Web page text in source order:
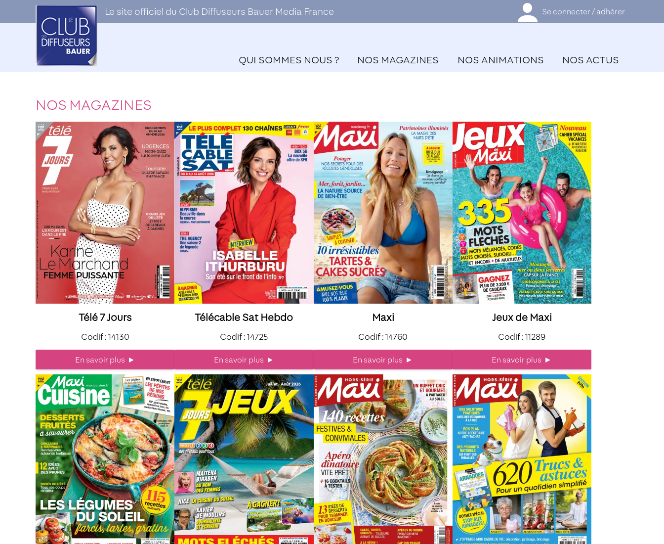
Le site officiel du Club Diffuseurs Bauer Media France Se connecter / adhérer
QUI SOMMES NOUS ? NOS MAGAZINES NOS ANIMATIONS NOS ACTUS
NOS MAGAZINES
Télé 7 Jours
Codif : 14130
En savoir plus ►
Télécable Sat Hebdo
Codif : 14725
En savoir plus ►
Maxi
Codif : 14760
En savoir plus ►
Jeux de Maxi
Codif : 11289
En savoir plus ►